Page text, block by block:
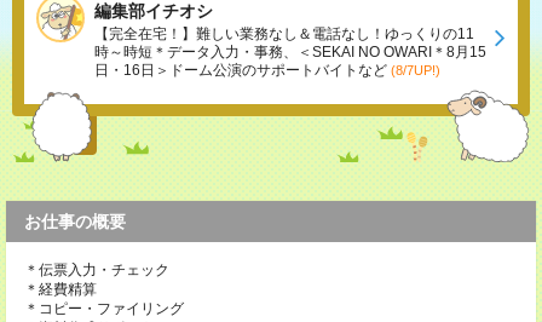
編集部イチオシ
【完全在宅！】難しい業務なし＆電話なし！ゆっくりの11
時～時短＊データ入力・事務、＜SEKAI NO OWARI＊8月15
日・16日＞ドーム公演のサポートバイトなど (8/7UP!)
お仕事の概要
＊伝票入力・チェック
＊経費精算
＊コピー・ファイリング